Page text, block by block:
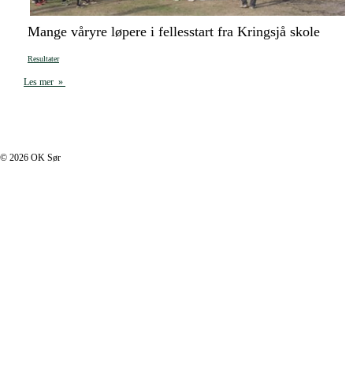
Mange våryre løpere i fellesstart fra Kringsjå skole
Resultater
Les mer »
© 2026 OK Sør